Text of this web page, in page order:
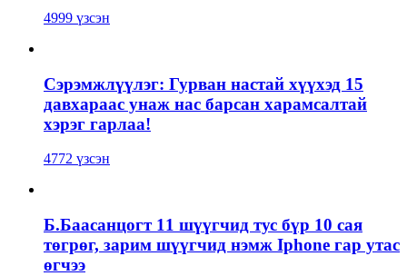
4999 үзсэн
Сэрэмжлүүлэг: Гурван настай хүүхэд 15
давхараас унаж нас барсан харамсалтай
хэрэг гарлаа!
4772 үзсэн
Б.Баасанцогт 11 шүүгчид тус бүр 10 сая
төгрөг, зарим шүүгчид нэмж Iphone гар утас
өгчээ